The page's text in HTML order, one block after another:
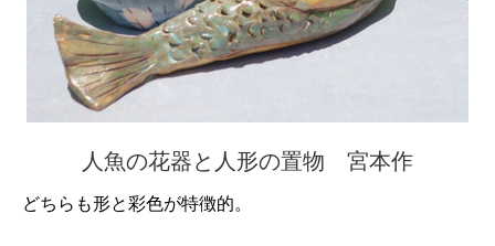
人魚の花器と人形の置物 宮本作
どちらも形と彩色が特徴的。